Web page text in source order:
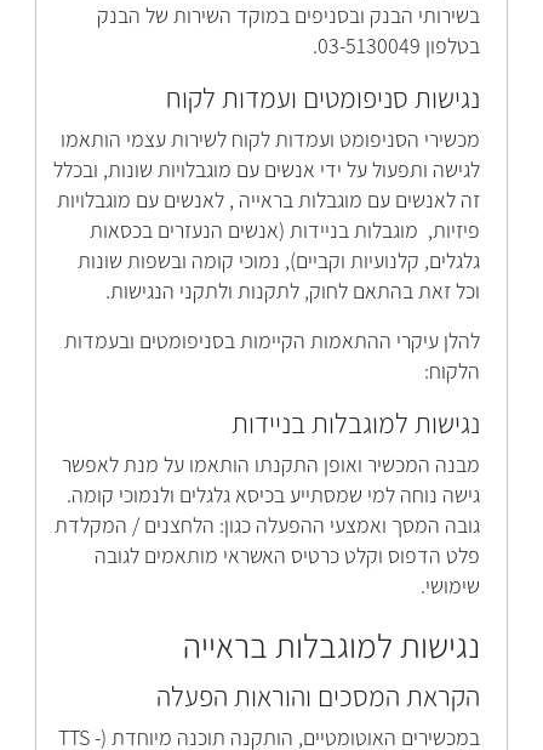
בשירותי הבנק ובסניפים במוקד השירות של הבנק
בטלפון 03-5130049.
נגישות סניפומטים ועמדות לקוח
מכשירי הסניפומט ועמדות לקוח לשירות עצמי הותאמו
לגישה ותפעול על ידי אנשים עם מוגבלויות שונות, ובכלל
זה לאנשים עם מוגבלות בראייה , לאנשים עם מוגבלויות
פיזיות, מוגבלות בניידות (אנשים הנעזרים בכסאות
גלגלים, קלנועיות וקביים), נמוכי קומה ובשפות שונות
וכל זאת בהתאם לחוק, לתקנות ולתקני הנגישות.
להלן עיקרי ההתאמות הקיימות בסניפומטים ובעמדות
הלקוח:
נגישות למוגבלות בניידות
מבנה המכשיר ואופן התקנתו הותאמו על מנת לאפשר
גישה נוחה למי שמסתייע בכיסא גלגלים ולנמוכי קומה.
גובה המסך ואמצעי ההפעלה כגון: הלחצנים / המקלדת
פלט הדפוס וקלט כרטיס האשראי מותאמים לגובה
שימושי.
נגישות למוגבלות בראייה
הקראת המסכים והוראות הפעלה
במכשירים האוטומטיים, הותקנה תוכנה מיוחדת (TTS -